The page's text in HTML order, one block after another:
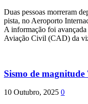
Duas pessoas morreram
pista, no Aeroporto
A informação foi
Aviação Civil (CAD) da
Sismo de
10 Outubro, 2025 0